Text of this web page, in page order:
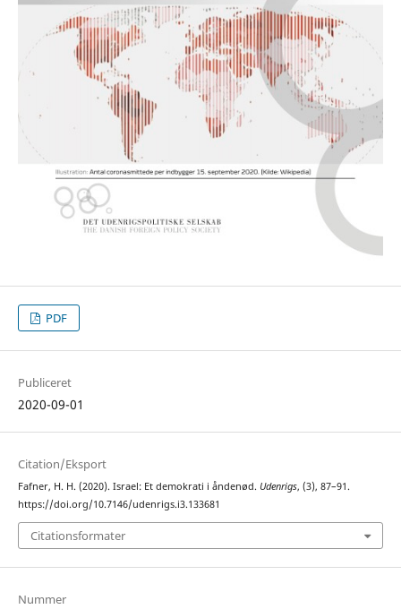
PDF
Publiceret
2020-09-01
Citation/Eksport
Fafner, H. H. (2020). Israel: Et demokrati i åndenød. Udenrigs, (3), 87–91.
https://doi.org/10.7146/udenrigs.i3.133681
Citationsformater
Nummer